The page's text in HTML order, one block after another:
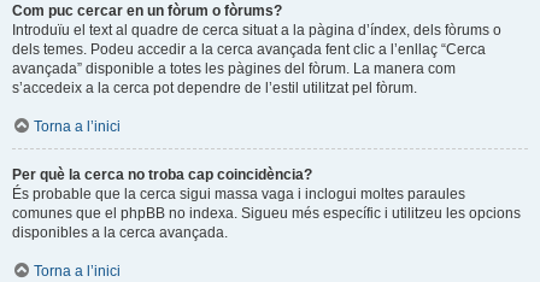
Com puc cercar en un fòrum o fòrums?
Introduïu el text al quadre de cerca situat a la pàgina d’índex, dels fòrums o
dels temes. Podeu accedir a la cerca avançada fent clic a l’enllaç “Cerca
avançada” disponible a totes les pàgines del fòrum. La manera com
s’accedeix a la cerca pot dependre de l’estil utilitzat pel fòrum.
Torna a l’inici
Per què la cerca no troba cap coincidència?
És probable que la cerca sigui massa vaga i inclogui moltes paraules
comunes que el phpBB no indexa. Sigueu més específic i utilitzeu les opcions
disponibles a la cerca avançada.
Torna a l’inici